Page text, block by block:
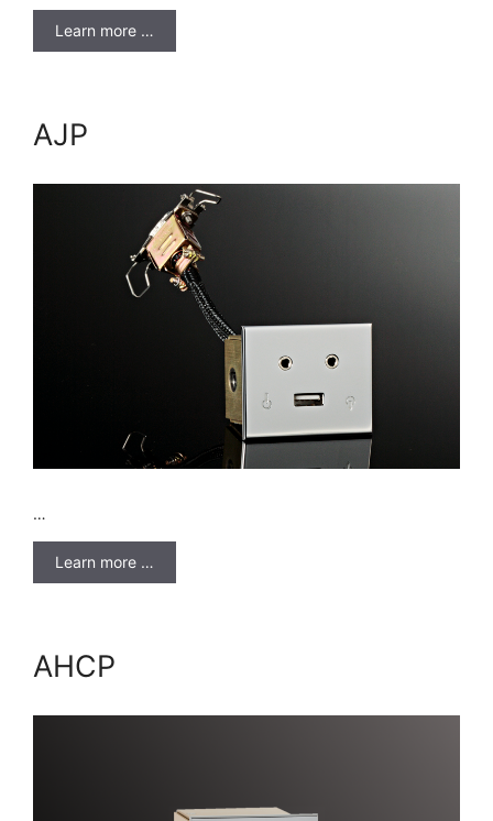
Learn more …
AJP
…
Learn more …
AHCP